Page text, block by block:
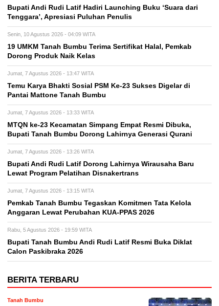
Bupati Andi Rudi Latif Hadiri Launching Buku ‘Suara dari
Tenggara’, Apresiasi Puluhan Penulis
Senin, 10 Agustus 2026 - 04:09 WITA
19 UMKM Tanah Bumbu Terima Sertifikat Halal, Pemkab
Dorong Produk Naik Kelas
Jumat, 7 Agustus 2026 - 13:47 WITA
Temu Karya Bhakti Sosial PSM Ke-23 Sukses Digelar di
Pantai Mattone Tanah Bumbu
Jumat, 7 Agustus 2026 - 13:33 WITA
MTQN ke-23 Kecamatan Simpang Empat Resmi Dibuka,
Bupati Tanah Bumbu Dorong Lahirnya Generasi Qurani
Jumat, 7 Agustus 2026 - 13:26 WITA
Bupati Andi Rudi Latif Dorong Lahirnya Wirausaha Baru
Lewat Program Pelatihan Disnakertrans
Jumat, 7 Agustus 2026 - 13:15 WITA
Pemkab Tanah Bumbu Tegaskan Komitmen Tata Kelola
Anggaran Lewat Perubahan KUA-PPAS 2026
Rabu, 5 Agustus 2026 - 19:59 WITA
Bupati Tanah Bumbu Andi Rudi Latif Resmi Buka Diklat
Calon Paskibraka 2026
BERITA TERBARU
Tanah Bumbu